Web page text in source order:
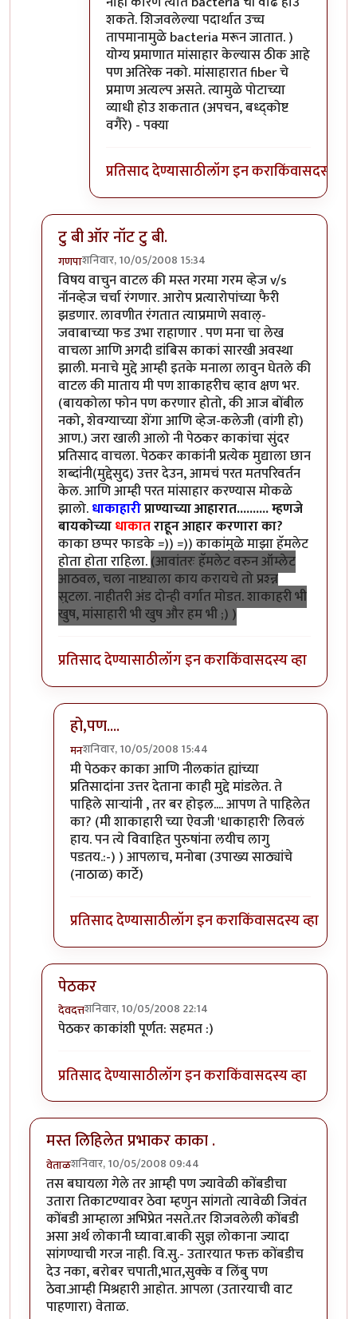
शकते. शिजवलेल्या पदार्थात उच्च
तापमानामुळे bacteria मरून जातात. )
योग्य प्रमाणात मांसाहार केल्यास ठीक आहे
पण अतिरेक नको. मांसाहारात fiber चे
प्रमाण अत्यल्प असते. त्यामुळे पोटाच्या
व्याधी होउ शकतात (अपचन, बध्द्कोष्ट
वगैरे) - पक्या
प्रतिसाद देण्यासाठीलॉग इन कराकिंवासदस्य व्हा
टु बी ऑर नॉट टु बी.
गणपाशनिवार, 10/05/2008 15:34
In reply toशाकाहार-मांसाहार....byप्रभाकर पेठकर
विषय वाचुन वाटल की मस्त गरमा गरम व्हेज v/s
नॉनव्हेज चर्चा रंगणार. आरोप प्रत्यारोपांच्या फैरी
झडणार. लावणीत रंगतात त्याप्रमाणे सवाल्-
जवाबाच्या फड उभा राहाणार . पण मना चा लेख
वाचला आणि अगदी डांबिस काकां सारखी अवस्था
झाली. मनाचे मुद्दे आम्ही इतके मनाला लावुन घेतले की
वाटल की माताय मी पण शाकाहरीच व्हाव क्षण भर.
(बायकोला फोन पण करणार होतो, की आज बोंबील
नको, शेवग्याच्या शेंगा आणि व्हेज-कलेजी (वांगी हो)
आण.) जरा खाली आलो नी पेठकर काकांचा सुंदर
प्रतिसाद वाचला. पेठकर काकांनी प्रत्येक मुद्याला छान
शब्दांनी(मुद्देसुद) उत्तर देउन, आमचं परत मतपरिवर्तन
केल. आणि आम्ही परत मांसाहार करण्यास मोकळे
झालो.धाकाहारीप्राण्याच्या आहारात.......... म्हणजे
बायकोच्याधाकातराहून आहार करणारा का?
काका छप्पर फाडके =)) =)) काकांमुळे माझा हॅमलेट
होता होता राहिला.(आवांतरः हॅमलेट वरुन ऑम्लेट
आठवल, चला नाष्ट्याला काय करायचे तो प्रश्न्न
सुटला. नाहीतरी अंड दोन्ही वर्गात मोडत. शाकाहरी भी
खुष, मांसाहारी भी खुष और हम भी ;) )
प्रतिसाद देण्यासाठीलॉग इन कराकिंवासदस्य व्हा
हो,पण....
मनशनिवार, 10/05/2008 15:44
In reply toटु बी ऑर नॉट टु बी.byगणपा
मी पेठकर काका आणि नीलकांत ह्यांच्या
प्रतिसादांना उत्तर देताना काही मुद्दे मांडलेत. ते
पाहिले सार्‍यांनी , तर बर होइल.... आपण ते पाहिलेत
का? (मी शाकाहारी च्या ऐवजी 'धाकाहारी' लिवलं
हाय. पन त्ये विवाहित पुरुषांना लयीच लागु
पडतय.:-) ) आपलाच, मनोबा (उपाख्य साठ्यांचे
(नाठाळ) कार्टे)
प्रतिसाद देण्यासाठीलॉग इन कराकिंवासदस्य व्हा
पेठकर
देवदत्तशनिवार, 10/05/2008 22:14
In reply toशाकाहार-मांसाहार....
पेठकर काकांशी पूर्णत: सहमत :)
प्रतिसाद देण्यासाठीलॉग इन कराकिंवासदस्य व्हा
मस्त लिहिलेत प्रभाकर काका .
वेताळशनिवार, 10/05/2008 09:44
तस बघायला गेले तर आम्ही पण ज्यावेळी कोंबडीचा
उतारा तिकाटण्यावर ठेवा म्हणुन सांगतो त्यावेळी जिवंत
कोंबडी आम्हाला अभिप्रेत नसते.तर शिजवलेली कोंबडी
असा अर्थ लोकानी घ्यावा.बाकी सुज्ञ लोकाना ज्यादा
सांगण्याची गरज नाही. वि.सु.- उतारयात फक्त कोंबडीच
देउ नका, बरोबर चपाती,भात,सुक्के व लिंबु पण
ठेवा.आम्ही मिश्रहारी आहोत. आपला (उतारयाची वाट
पाहणारा) वेताळ.